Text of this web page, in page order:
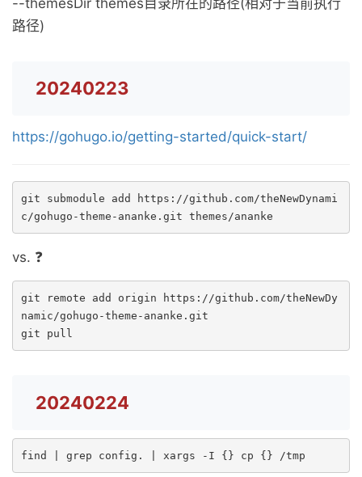
路径)
20240223
https://gohugo.io/getting-started/quick-start/
git submodule add https://github.com/theNewDynami
c/gohugo-theme-ananke.git themes/ananke
vs. ❓
git remote add origin https://github.com/theNewDy
namic/gohugo-theme-ananke.git
git pull
20240224
find | grep config. | xargs -I {} cp {} /tmp